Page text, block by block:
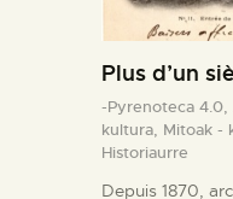
Plus d’un
-Pyrenoteca 4.0,
kultura, Mitoak -
Historiaurre
Depuis 1870,